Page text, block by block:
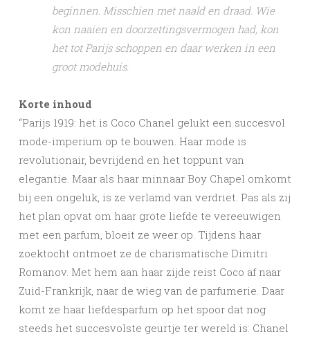
beginnen. Misschien met naald en draad. Wie
kon naaien en doorzettingsvermogen had, kon
het tot Parijs schoppen en daar werken in een
groot modehuis.
Korte inhoud
“Parijs 1919: het is Coco Chanel gelukt een succesvol
mode-imperium op te bouwen. Haar mode is
revolutionair, bevrijdend en het toppunt van
elegantie. Maar als haar minnaar Boy Chapel omkomt
bij een ongeluk, is ze verlamd van verdriet. Pas als zij
het plan opvat om haar grote liefde te vereeuwigen
met een parfum, bloeit ze weer op. Tijdens haar
zoektocht ontmoet ze de charismatische Dimitri
Romanov. Met hem aan haar zijde reist Coco af naar
Zuid-Frankrijk, naar de wieg van de parfumerie. Daar
komt ze haar liefdesparfum op het spoor dat nog
steeds het succesvolste geurtje ter wereld is: Chanel